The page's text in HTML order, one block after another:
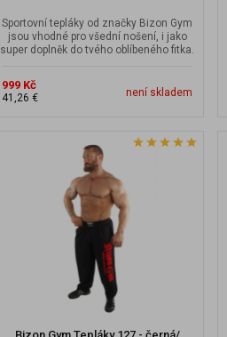
Sportovní tepláky od značky Bizon Gym
jsou vhodné pro všední nošení, i jako
super doplněk do tvého oblíbeného fitka.
999 Kč
41,26 € není skladem